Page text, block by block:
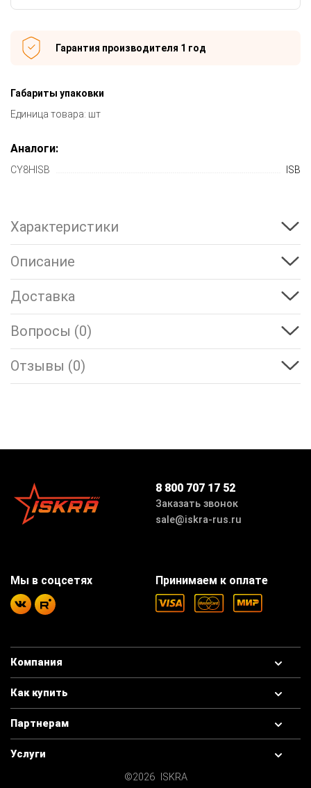
Гарантия производителя 1 год
Габариты упаковки
Единица товара: шт
Аналоги:
CY8HISB ISB
Характеристики
Описание
Доставка
Вопросы (0)
Отзывы (0)
8 800 707 17 52
Заказать звонок
sale@iskra-rus.ru
Компания
Как купить
Партнерам
Услуги
©2026 ISKRA
Принимаем к оплате
Мы в соцсетях